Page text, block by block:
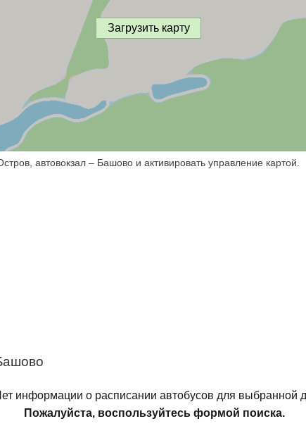
Загрузить карту
автовокзал – Башово и активировать управление картой.
информации о расписании автобусов для выбранной
Пожалуйста, воспользуйтесь формой поиска.